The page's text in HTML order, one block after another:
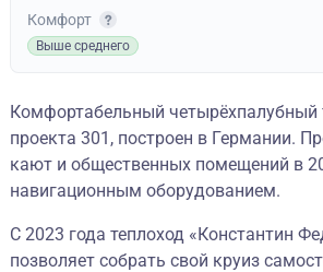
Комфорт
Выше среднего
Комфортабельный четырёхпалубный
проекта 301, построен в Германии.
кают и общественных помещений в
навигационным оборудованием.
С 2023 года теплоход «Константин
позволяет собрать свой круиз